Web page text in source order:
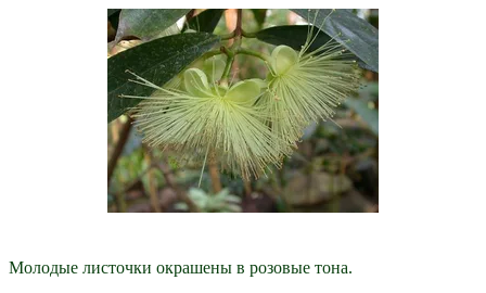
Молодые листочки окрашены в розовые тона.